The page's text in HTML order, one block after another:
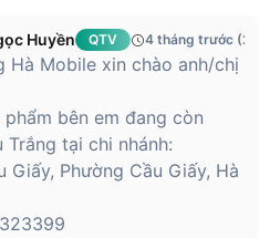
5 - Chính hãng sạc
cấp 2 giờ nghe chỉ với 5
một ưu điểm khác trên chiếc tai
có thêm khả năng sạc nhanh
dung lượng pin trênRedmi Buds
tự động kích hoạt chế độ sạc
Huyền QTV 4 tháng trước (28/
Hà Mobile xin chào anh/chị
phẩm bên em đang còn
Trắng tại chi nhánh:
Giấy, Phường Cầu Giấy, Hà